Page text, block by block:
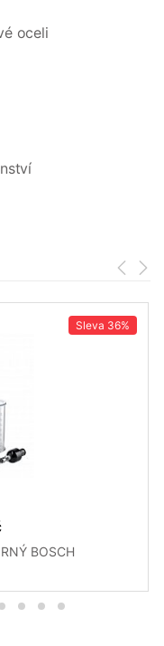
oceli
Sleva 36%
BOSCH